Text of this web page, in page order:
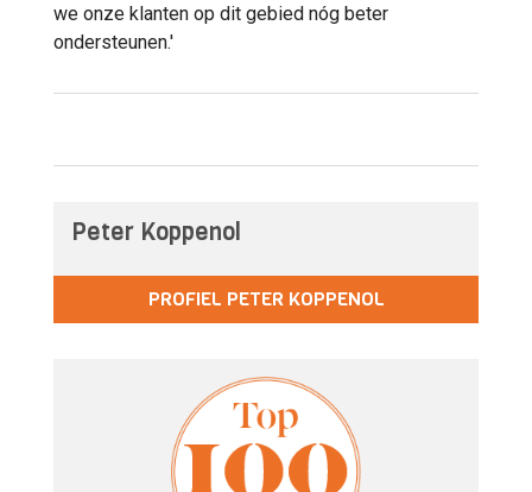
we onze klanten op dit gebied nóg beter
ondersteunen.'
Peter Koppenol
PROFIEL PETER KOPPENOL